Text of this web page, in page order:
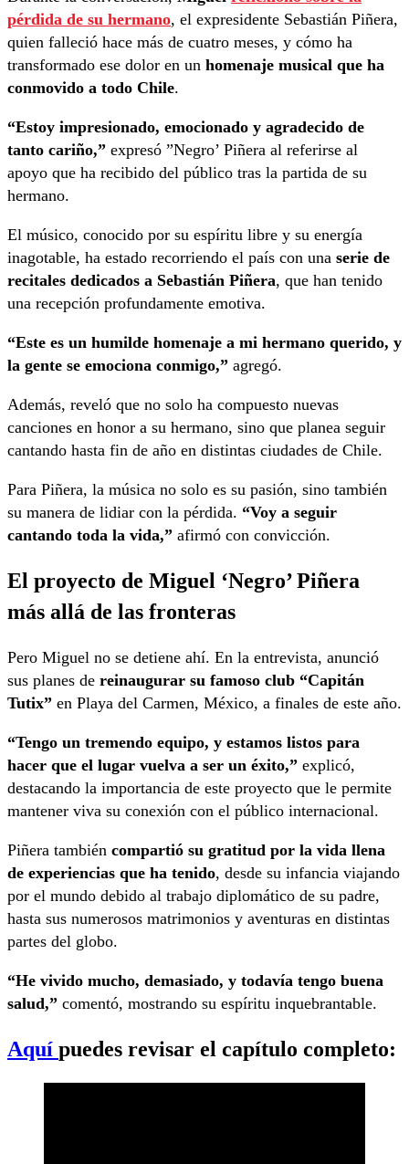
pérdida de su hermano, el expresidente Sebastián Piñera,
quien falleció hace más de cuatro meses, y cómo ha
transformado ese dolor en un homenaje musical que ha
conmovido a todo Chile.
“Estoy impresionado, emocionado y agradecido de
tanto cariño,” expresó ”Negro’ Piñera al referirse al
apoyo que ha recibido del público tras la partida de su
hermano.
El músico, conocido por su espíritu libre y su energía
inagotable, ha estado recorriendo el país con una serie de
recitales dedicados a Sebastián Piñera, que han tenido
una recepción profundamente emotiva.
“Este es un humilde homenaje a mi hermano querido, y
la gente se emociona conmigo,” agregó.
Además, reveló que no solo ha compuesto nuevas
canciones en honor a su hermano, sino que planea seguir
cantando hasta fin de año en distintas ciudades de Chile.
Para Piñera, la música no solo es su pasión, sino también
su manera de lidiar con la pérdida. “Voy a seguir
cantando toda la vida,” afirmó con convicción.
El proyecto de Miguel ‘Negro’ Piñera
más allá de las fronteras
Pero Miguel no se detiene ahí. En la entrevista, anunció
sus planes de reinaugurar su famoso club “Capitán
Tutix” en Playa del Carmen, México, a finales de este año.
“Tengo un tremendo equipo, y estamos listos para
hacer que el lugar vuelva a ser un éxito,” explicó,
destacando la importancia de este proyecto que le permite
mantener viva su conexión con el público internacional.
Piñera también compartió su gratitud por la vida llena
de experiencias que ha tenido, desde su infancia viajando
por el mundo debido al trabajo diplomático de su padre,
hasta sus numerosos matrimonios y aventuras en distintas
partes del globo.
“He vivido mucho, demasiado, y todavía tengo buena
salud,” comentó, mostrando su espíritu inquebrantable.
Aquí puedes revisar el capítulo completo: